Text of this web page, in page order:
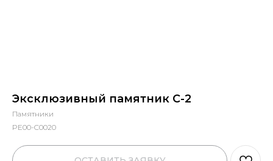
Эксклюзивный памятник С-2
Памятники
PE00-C0020